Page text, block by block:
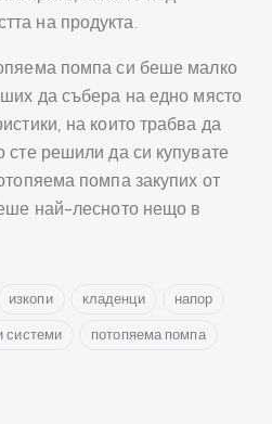
на продукта.
помпа си беше малко
да събера на едно място
на които трабва да
сте решили да си купувате
помпа закупих от
най-лесното нещо в
изкопи кладенци
напор
системи
потопяема помпа